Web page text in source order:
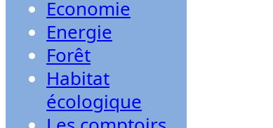
Economie
Energie
Forêt
Habitat
écologique